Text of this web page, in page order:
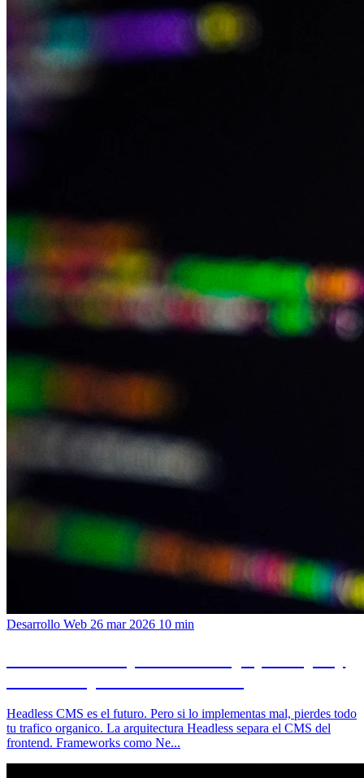
Desarrollo Web 26 mar 2026 10 min
Headless CMS es el futuro. Pero si lo implementas mal, pierdes todo
tu trafico organico. La arquitectura Headless separa el CMS del
frontend. Frameworks como Ne...